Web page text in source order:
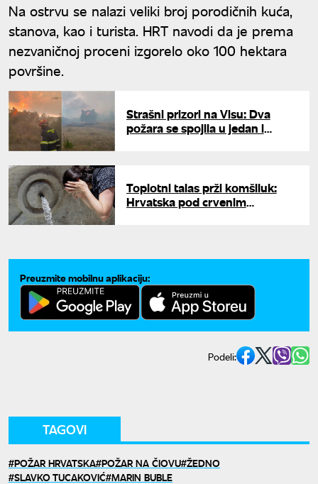
Na ostrvu se nalazi veliki broj porodičnih kuća,
stanova, kao i turista. HRT navodi da je prema
nezvaničnoj proceni izgorelo oko 100 hektara
površine.
Strašni prizori na Visu: Dva
požara se spojila u jedan i
Toplotni talas prži komšiluk:
Hrvatska pod crvenim
Preuzmite mobilnu aplikaciju:
Podeli:
TAGOVI
POŽAR HRVATSKA POŽAR NA ČIOVU ŽEDNO
SLAVKO TUCAKOVIĆ MARIN BUBLE